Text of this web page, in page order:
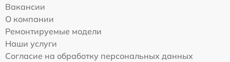
Вакансии
О компании
Ремонтируемые модели
Наши услуги
Согласие на обработку персональных данных